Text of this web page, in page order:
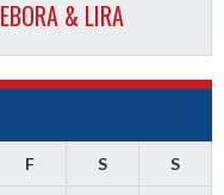
& LIRA
F S S